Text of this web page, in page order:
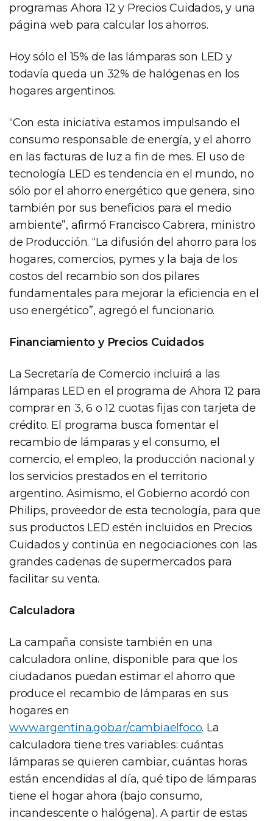
programas Ahora 12 y Precios Cuidados, y una
página web para calcular los ahorros.
Hoy sólo el 15% de las lámparas son LED y
todavía queda un 32% de halógenas en los
hogares argentinos.
“Con esta iniciativa estamos impulsando el
consumo responsable de energía, y el ahorro
en las facturas de luz a fin de mes. El uso de
tecnología LED es tendencia en el mundo, no
sólo por el ahorro energético que genera, sino
también por sus beneficios para el medio
ambiente”, afirmó Francisco Cabrera, ministro
de Producción. “La difusión del ahorro para los
hogares, comercios, pymes y la baja de los
costos del recambio son dos pilares
fundamentales para mejorar la eficiencia en el
uso energético”, agregó el funcionario.
Financiamiento y Precios Cuidados
La Secretaría de Comercio incluirá a las
lámparas LED en el programa de Ahora 12 para
comprar en 3, 6 o 12 cuotas fijas con tarjeta de
crédito. El programa busca fomentar el
recambio de lámparas y el consumo, el
comercio, el empleo, la producción nacional y
los servicios prestados en el territorio
argentino. Asimismo, el Gobierno acordó con
Philips, proveedor de esta tecnología, para que
sus productos LED estén incluidos en Precios
Cuidados y continúa en negociaciones con las
grandes cadenas de supermercados para
facilitar su venta.
Calculadora
La campaña consiste también en una
calculadora online, disponible para que los
ciudadanos puedan estimar el ahorro que
produce el recambio de lámparas en sus
hogares en
www.argentina.gob.ar/cambiaelfoco. La
calculadora tiene tres variables: cuántas
lámparas se quieren cambiar, cuántas horas
están encendidas al día, qué tipo de lámparas
tiene el hogar ahora (bajo consumo,
incandescente o halógena). A partir de estas